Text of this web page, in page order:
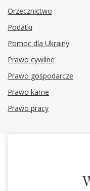
Orzecznictwo
Podatki
Pomoc dla Ukrainy
Prawo cywilne
Prawo gospodarcze
Prawo karne
Prawo pracy